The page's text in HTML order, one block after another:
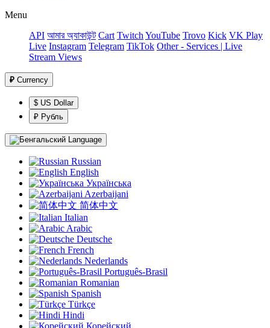
Menu
API আমার অ্যাকাউন্ট Сart Twitch YouTube Trovo Kick VK Play
Live Instagram Telegram TikTok Other - Services | Live
Stream Views
₽ Currency
$ US Dollar
₽ Рубль
Language
Russian
English
Українська
Azerbaijani
简体中文
Italian
Arabic
Deutsche
French
Nederlands
Português-Brasil
Romanian
Spanish
Türkçe
Hindi
Корейский